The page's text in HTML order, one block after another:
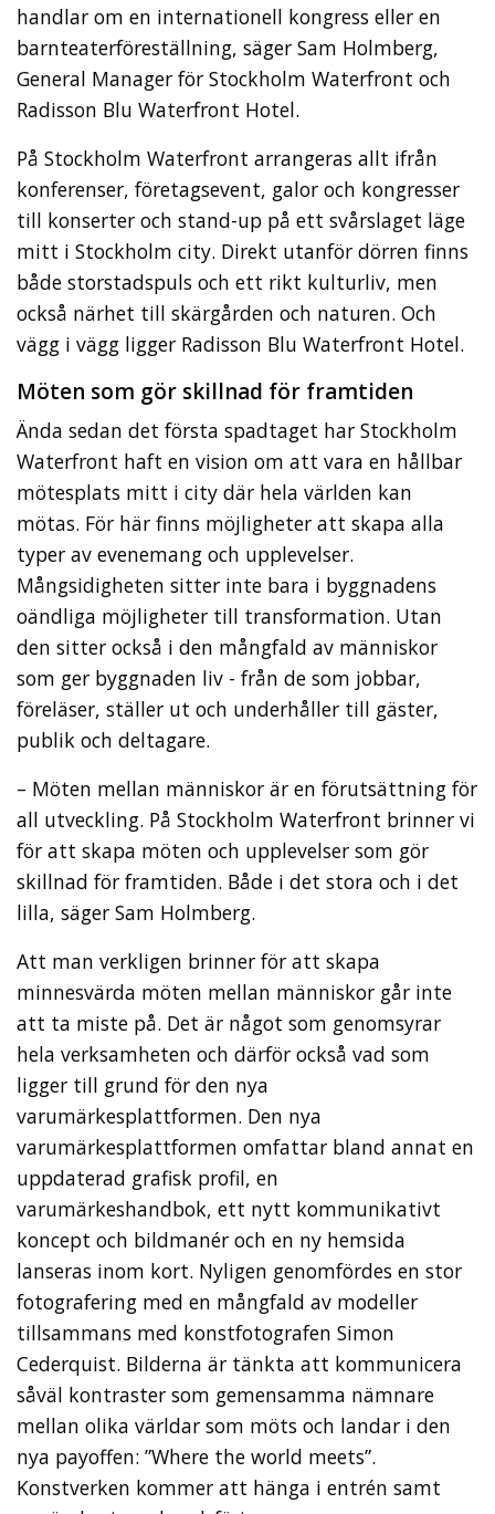
handlar om en internationell kongress eller en
barnteaterföreställning, säger Sam Holmberg,
General Manager för Stockholm Waterfront och
Radisson Blu Waterfront Hotel.
På Stockholm Waterfront arrangeras allt ifrån
konferenser, företagsevent, galor och kongresser
till konserter och stand-up på ett svårslaget läge
mitt i Stockholm city. Direkt utanför dörren finns
både storstadspuls och ett rikt kulturliv, men
också närhet till skärgården och naturen. Och
vägg i vägg ligger Radisson Blu Waterfront Hotel.
Möten som gör skillnad för framtiden
Ända sedan det första spadtaget har Stockholm
Waterfront haft en vision om att vara en hållbar
mötesplats mitt i city där hela världen kan
mötas. För här finns möjligheter att skapa alla
typer av evenemang och upplevelser.
Mångsidigheten sitter inte bara i byggnadens
oändliga möjligheter till transformation. Utan
den sitter också i den mångfald av människor
som ger byggnaden liv - från de som jobbar,
föreläser, ställer ut och underhåller till gäster,
publik och deltagare.
– Möten mellan människor är en förutsättning för
all utveckling. På Stockholm Waterfront brinner vi
för att skapa möten och upplevelser som gör
skillnad för framtiden. Både i det stora och i det
lilla, säger Sam Holmberg.
Att man verkligen brinner för att skapa
minnesvärda möten mellan människor går inte
att ta miste på. Det är något som genomsyrar
hela verksamheten och därför också vad som
ligger till grund för den nya
varumärkesplattformen. Den nya
varumärkesplattformen omfattar bland annat en
uppdaterad grafisk profil, en
varumärkeshandbok, ett nytt kommunikativt
koncept och bildmanér och en ny hemsida
lanseras inom kort. Nyligen genomfördes en stor
fotografering med en mångfald av modeller
tillsammans med konstfotografen Simon
Cederquist. Bilderna är tänkta att kommunicera
såväl kontraster som gemensamma nämnare
mellan olika världar som möts och landar i den
nya payoffen: ”Where the world meets”.
Konstverken kommer att hänga i entrén samt